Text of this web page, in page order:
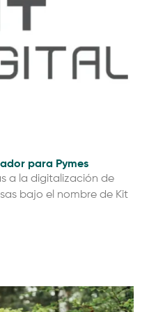
para Pymes
a la digitalización de
bajo el nombre de Kit